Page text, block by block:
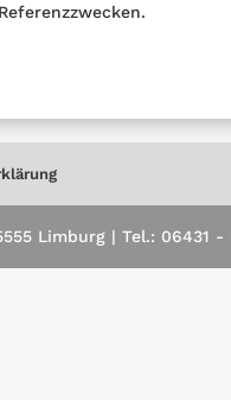
Limburg | Tel.: 06431